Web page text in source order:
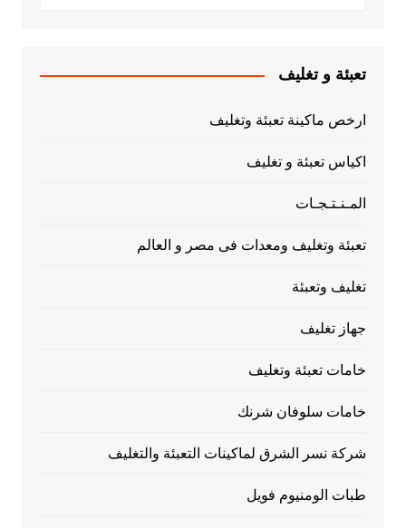
تعبئة و تغليف
ارخص ماكينة تعبئة وتغليف
اكياس تعبئة و تغليف
المـنـتـجـات
تعبئة وتغليف ومعدات فى مصر و العالم
تغليف وتعبئة
جهاز تغليف
خامات تعبئة وتغليف
خامات سلوفان شرنك
شركة نسر الشرق لماكينات التعبئة والتغليف
طبات الومنيوم فويل